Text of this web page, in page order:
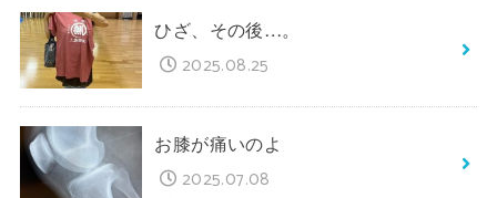
ひざ、その後…。
2025.08.25
お膝が痛いのよ
2025.07.08